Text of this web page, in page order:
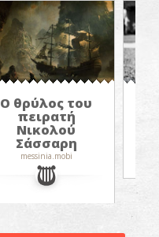
Ο θρύλος του
πειρατή
Νικολού
Σάσσαρη
messinia.mobi